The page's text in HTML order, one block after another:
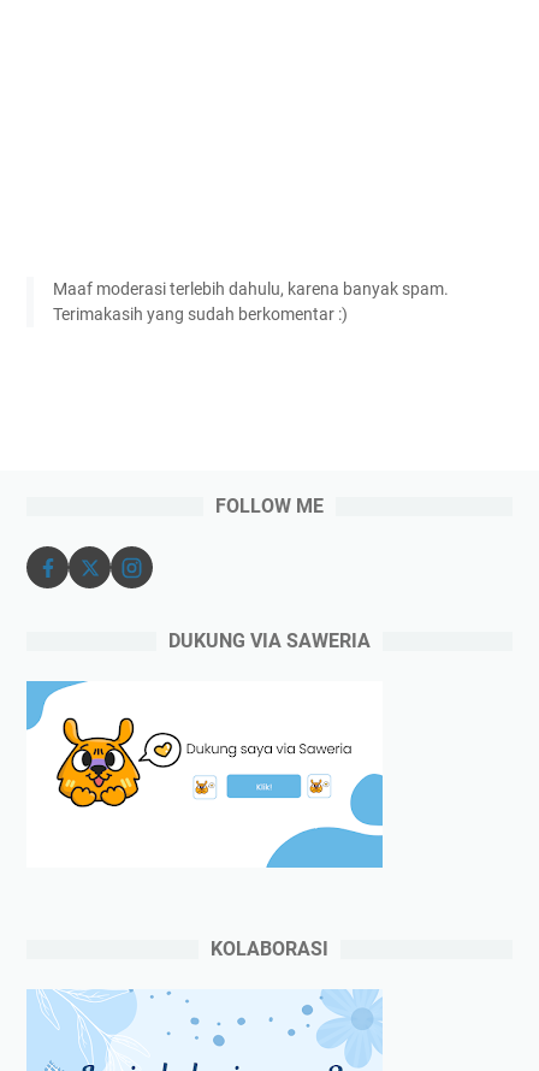
Maaf moderasi terlebih dahulu, karena banyak spam.
Terimakasih yang sudah berkomentar :)
FOLLOW ME
DUKUNG VIA SAWERIA
KOLABORASI